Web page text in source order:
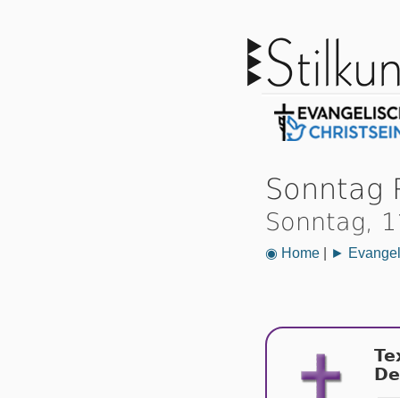
Sonntag
Sonntag,
◉ Home| ►